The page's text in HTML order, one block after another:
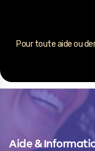
Pour toute aide ou
Aide &